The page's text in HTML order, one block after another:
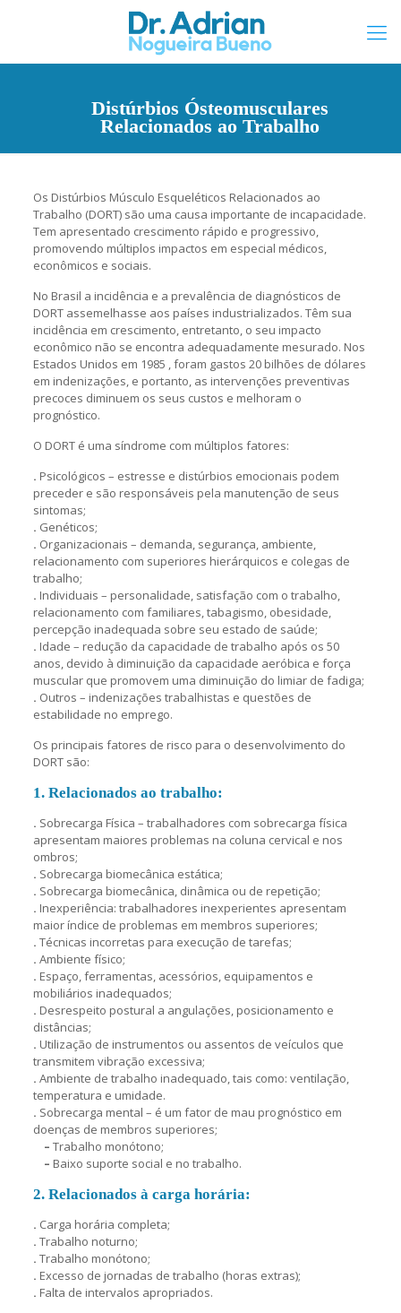
Distúrbios Ósteomusculares
Relacionados ao Trabalho
Os Distúrbios Músculo Esqueléticos Relacionados ao
Trabalho (DORT) são uma causa importante de incapacidade.
Tem apresentado crescimento rápido e progressivo,
promovendo múltiplos impactos em especial médicos,
econômicos e sociais.
No Brasil a incidência e a prevalência de diagnósticos de
DORT assemelhasse aos países industrializados. Têm sua
incidência em crescimento, entretanto, o seu impacto
econômico não se encontra adequadamente mesurado. Nos
Estados Unidos em 1985 , foram gastos 20 bilhões de dólares
em indenizações, e portanto, as intervenções preventivas
precoces diminuem os seus custos e melhoram o
prognóstico.
O DORT é uma síndrome com múltiplos fatores:
. Psicológicos – estresse e distúrbios emocionais podem
preceder e são responsáveis pela manutenção de seus
sintomas;
. Genéticos;
. Organizacionais – demanda, segurança, ambiente,
relacionamento com superiores hierárquicos e colegas de
trabalho;
. Individuais – personalidade, satisfação com o trabalho,
relacionamento com familiares, tabagismo, obesidade,
percepção inadequada sobre seu estado de saúde;
. Idade – redução da capacidade de trabalho após os 50
anos, devido à diminuição da capacidade aeróbica e força
muscular que promovem uma diminuição do limiar de fadiga;
. Outros – indenizações trabalhistas e questões de
estabilidade no emprego.
Os principais fatores de risco para o desenvolvimento do
DORT são:
1. Relacionados ao trabalho:
. Sobrecarga Física – trabalhadores com sobrecarga física
apresentam maiores problemas na coluna cervical e nos
ombros;
. Sobrecarga biomecânica estática;
. Sobrecarga biomecânica, dinâmica ou de repetição;
. Inexperiência: trabalhadores inexperientes apresentam
maior índice de problemas em membros superiores;
. Técnicas incorretas para execução de tarefas;
. Ambiente físico;
. Espaço, ferramentas, acessórios, equipamentos e
mobiliários inadequados;
. Desrespeito postural a angulações, posicionamento e
distâncias;
. Utilização de instrumentos ou assentos de veículos que
transmitem vibração excessiva;
. Ambiente de trabalho inadequado, tais como: ventilação,
temperatura e umidade.
. Sobrecarga mental – é um fator de mau prognóstico em
doenças de membros superiores;
– Trabalho monótono;
– Baixo suporte social e no trabalho.
2. Relacionados à carga horária:
. Carga horária completa;
. Trabalho noturno;
. Trabalho monótono;
. Excesso de jornadas de trabalho (horas extras);
. Falta de intervalos apropriados.